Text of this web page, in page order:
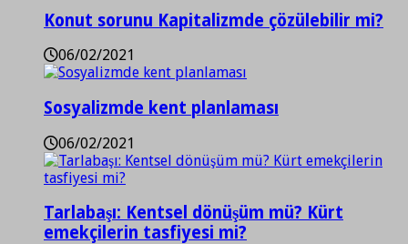
Konut sorunu Kapitalizmde çözülebilir mi?
06/02/2021
Sosyalizmde kent planlaması
06/02/2021
Tarlabaşı: Kentsel dönüşüm mü? Kürt
emekçilerin tasfiyesi mi?